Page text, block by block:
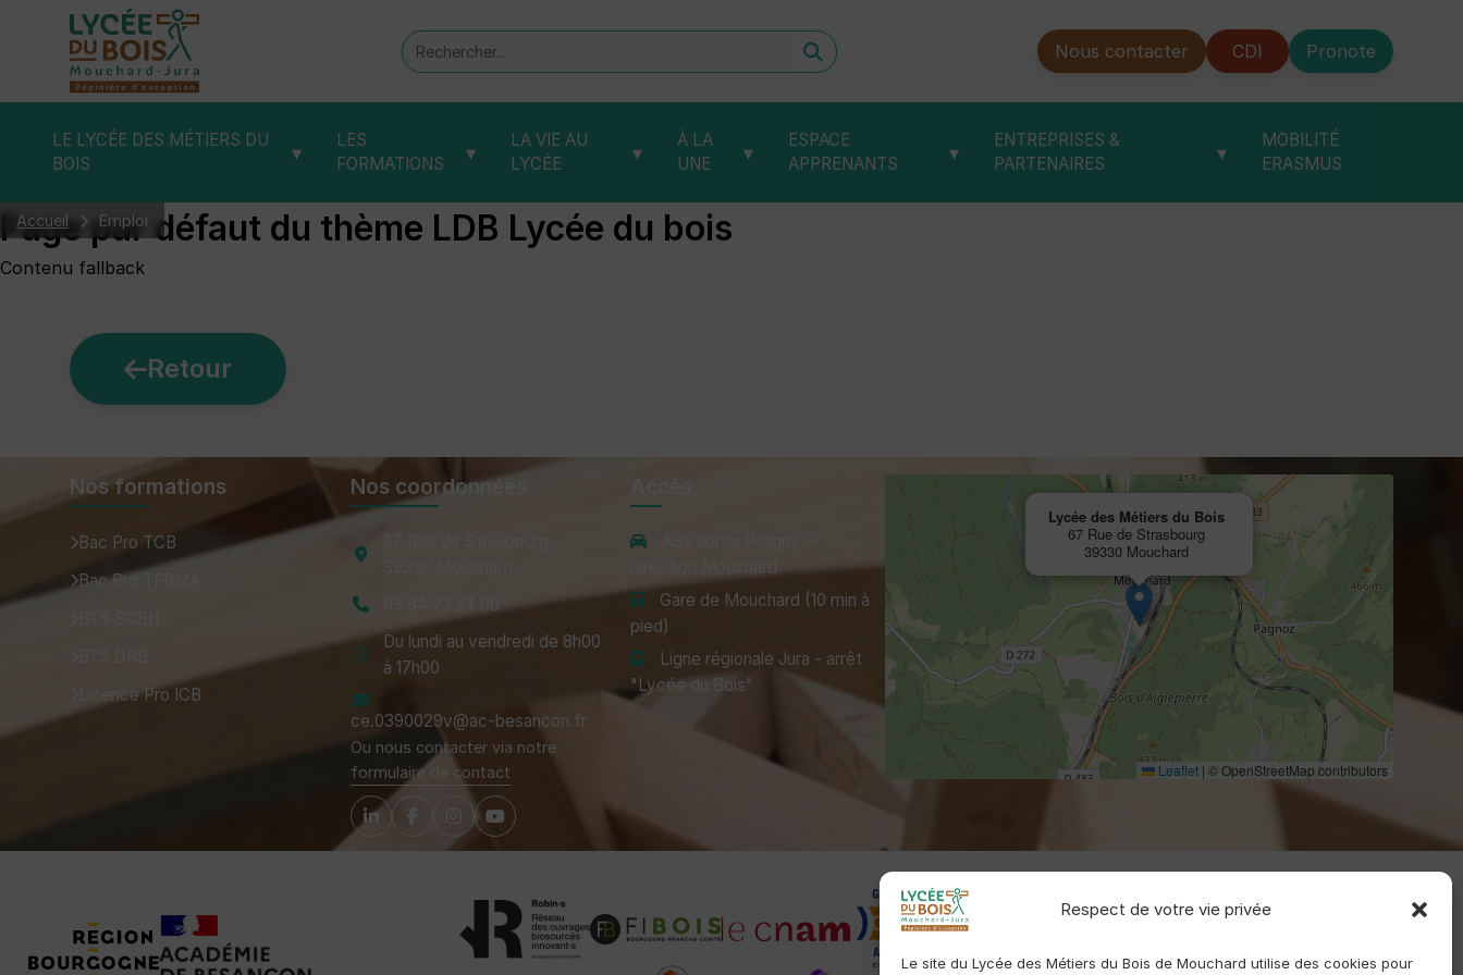
Respect de votre vie privée
Le site du Lycée des Métiers du Bois de Mouchard utilise des cookies pour
Rechercher
Nous contacter CDI Pronote
LE LYCÉE DES MÉTIERS DU
BOIS
▾
LES
FORMATIONS
▾
LA VIE AU
LYCÉE
▾
À LA
UNE
▾
ESPACE
APPRENANTS
▾
ENTREPRISES &
PARTENAIRES
▾
MOBILITÉ
ERASMUS
Accueil Emploi
Page par défaut du thème LDB Lycée du bois
Contenu fallback
Retour
Nos formations
Bac Pro TCB
Bac Pro TFBMA
Licence Pro ICB
Nos coordonnées
Du lundi au vendredi de 8h00
à 17h00
ce.0390029v@ac-besancon.fr
Ou nous contacter via notre
formulaire de contact
Gare de Mouchard (10 min à
pied)
Ligne régionale Jura - arrêt
"Lycée du Bois"
Lycée des Métiers du Bois
67 Rue de Strasbourg
39330 Mouchard
Leaflet | © OpenStreetMap contributors